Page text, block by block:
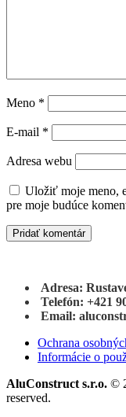
Meno *
E-mail *
Adresa webu
Uložiť moje meno,
pre moje budúce
Adresa:
Telefón: +421
Email:
Ochrana
Informácie o
AluConstruct s.r.o. ©
reserved.